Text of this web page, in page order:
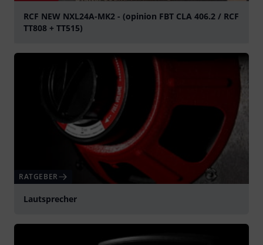
RCF NEW NXL24A-MK2 - (opinion FBT CLA 406.2 / RCF
TT808 + TT515)
RATGEBER
Lautsprecher